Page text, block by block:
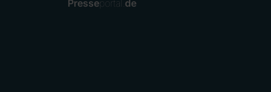
Presseportal. de